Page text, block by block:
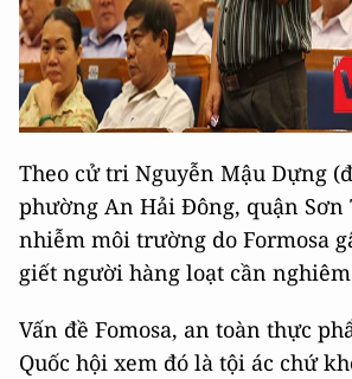
Theo cử tri Nguyễn Mậu Dựng
phường An Hải Đông, quận Sơn
nhiễm môi trường do Formosa
giết người hàng loạt cần
Vấn đề Fomosa, an toàn thực
Quốc hội xem đó là tội ác chứ